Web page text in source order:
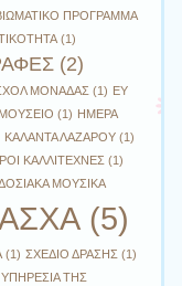
ΠΡΟΓΡΑΜΜΑ
(1)
(2)
ΜΟΝΑΔΑΣ (1) ΕΥ
(1) ΗΜΕΡΑ
ΚΑΛΑΝΤΑ ΛΑΖΑΡΟΥ (1)
ΚΑΛΛΙΤΕΧΝΕΣ (1)
ΜΟΥΣΙΚΑ
(5)
(1) ΣΧΕΔΙΟ ΔΡΑΣΗΣ (1)
ΤΗΣ